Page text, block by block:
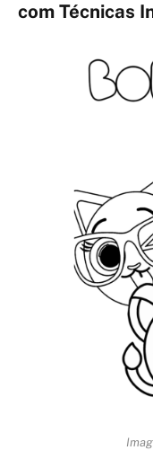
com Técnicas